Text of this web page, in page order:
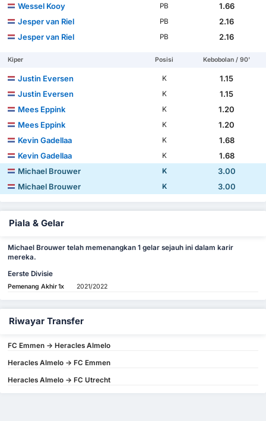
Wessel Kooy
PB
1.66
Jesper van Riel
PB
2.16
Jesper van Riel
PB 2.16
Kiper Posisi Kebobolan / 90'
Justin Eversen K
1.15
Justin Eversen
K
1.15
Mees Eppink
K
1.20
Mees Eppink
K
1.20
Kevin Gadellaa
K
1.68
Kevin Gadellaa
K
1.68
Michael Brouwer
K
3.00
Michael Brouwer
K 3.00
Piala & Gelar
Michael Brouwer telah memenangkan 1 gelar sejauh ini dalam karir
mereka.
Eerste Divisie
Pemenang Akhir1x 2021/2022
Riwayar Transfer
FC Emmen -> Heracles Almelo
Heracles Almelo -> FC Emmen
Heracles Almelo -> FC Utrecht